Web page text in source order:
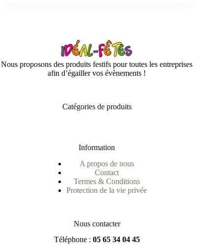
Nous proposons des produits festifs pour toutes les entreprises
afin d’égailler vos évènements !
Catégories de produits
Information
A propos de nous
Contact
Termes & Conditions
Protection de la vie privée
Nous contacter
Téléphone : 05 65 34 04 45